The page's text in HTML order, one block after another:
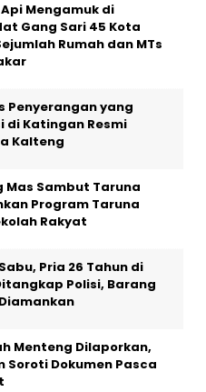
, Api Mengamuk di
Gang Sari 45 Kota
Rumah dan MTs
Penyerangan yang
di Katingan Resmi
Kalteng
Mas Sambut Taruna
Program Taruna
Rakyat
Pria 26 Tahun di
Polisi, Barang
Menteng Dilaporkan,
Soroti Dokumen Pasca